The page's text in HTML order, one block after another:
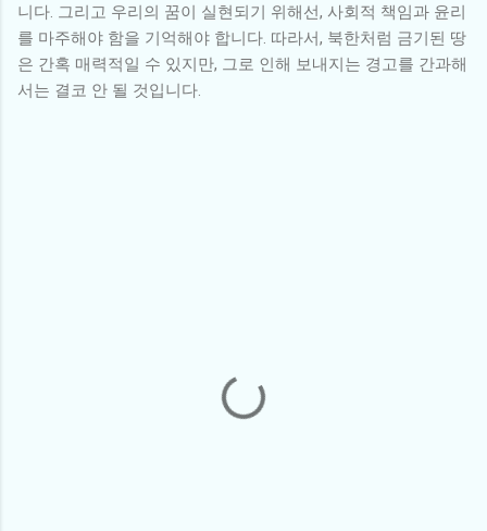
니다. 그리고 우리의 꿈이 실현되기 위해선, 사회적 책임과 윤리
를 마주해야 함을 기억해야 합니다. 따라서, 북한처럼 금기된 땅
은 간혹 매력적일 수 있지만, 그로 인해 보내지는 경고를 간과해
서는 결코 안 될 것입니다.